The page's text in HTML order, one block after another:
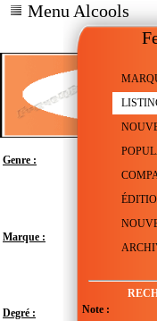
Note :
Menu Alcools
Genre :
Marque :
Degré :